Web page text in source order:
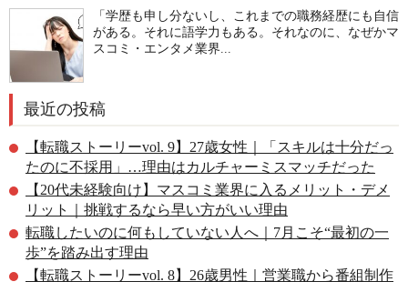
「学歴も申し分ないし、これまでの職務経歴にも自信
がある。それに語学力もある。それなのに、なぜかマ
スコミ・エンタメ業界...
最近の投稿
【転職ストーリーvol. 9】27歳女性｜「スキルは十分だっ
たのに不採用」…理由はカルチャーミスマッチだった
【20代未経験向け】マスコミ業界に入るメリット・デメ
リット｜挑戦するなら早い方がいい理由
転職したいのに何もしていない人へ｜7月こそ“最初の一
歩”を踏み出す理由
【転職ストーリーvol. 8】26歳男性｜営業職から番組制作